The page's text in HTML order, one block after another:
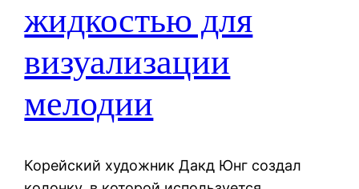
жидкостью для
визуализации
мелодии
Корейский художник Дакд Юнг создал